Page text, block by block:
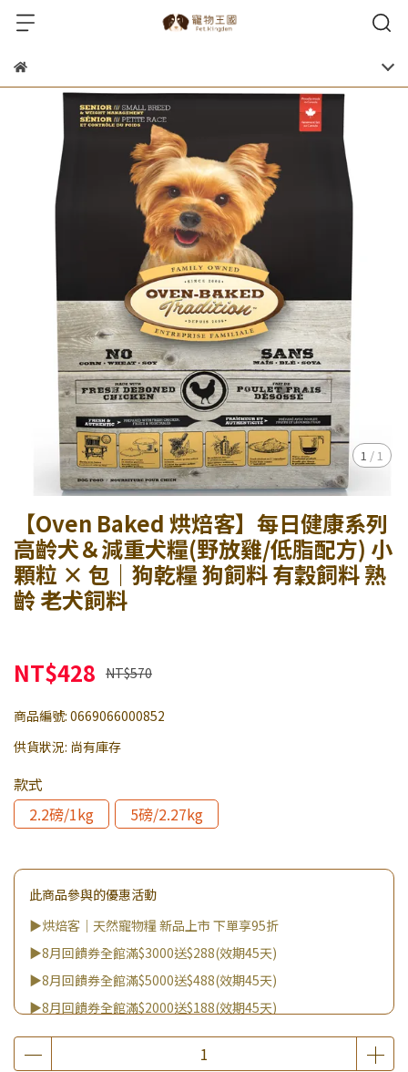
1 / 1
【Oven Baked 烘焙客】每日健康系列
高齡犬＆減重犬糧(野放雞/低脂配方) 小
顆粒 × 包｜狗乾糧 狗飼料 有穀飼料 熟
齡 老犬飼料
NT$428 NT$570
商品編號: 0669066000852
供貨狀況: 尚有庫存
款式
2.2磅/1kg
5磅/2.27kg
此商品參與的優惠活動
▶烘焙客｜天然寵物糧 新品上市 下單享95折
▶8月回饋券全館滿$3000送$288(效期45天)
▶8月回饋券全館滿$5000送$488(效期45天)
▶8月回饋券全館滿$2000送$188(效期45天)
▶8月回饋券全館滿$8000送$888(效期45天)
▶消費滿999｜享超值價$299加購BIO UP面膜